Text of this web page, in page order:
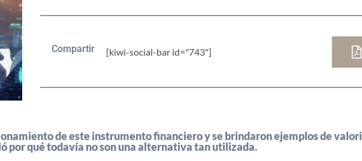
Compartir [kiwi-social-bar id="743"]
de este instrumento financiero y se brindaron ejemplos de
por qué todavía no son una alternativa tan utilizada.